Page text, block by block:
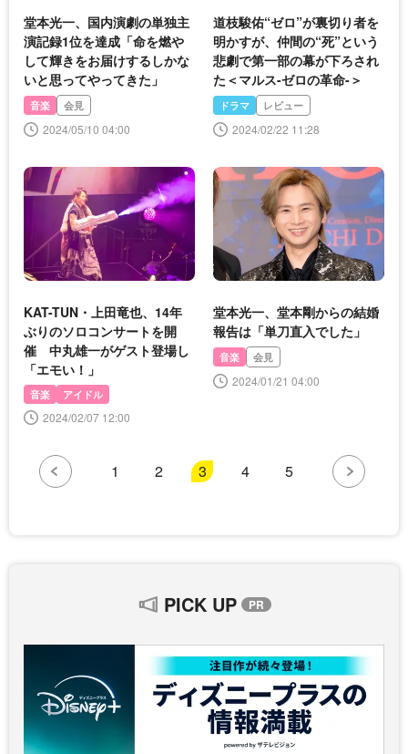
堂本光一、国内演劇の単独主
演記録1位を達成「命を燃や
して輝きをお届けするしかな
いと思ってやってきた」
音楽 会見
2024/05/10 04:00
道枝駿佑“ゼロ”が裏切り者を
明かすが、仲間の“死”という
悲劇で第一部の幕が下ろされ
た＜マルス-ゼロの革命-＞
ドラマ レビュー
2024/02/22 11:28
KAT-TUN・上田竜也、14年
ぶりのソロコンサートを開
催 中丸雄一がゲスト登場し
「エモい！」
音楽 アイドル
2024/02/07 12:00
堂本光一、堂本剛からの結婚
報告は「単刀直入でした」
音楽 会見
2024/01/21 04:00
1 2 3 4 5
PICK UP